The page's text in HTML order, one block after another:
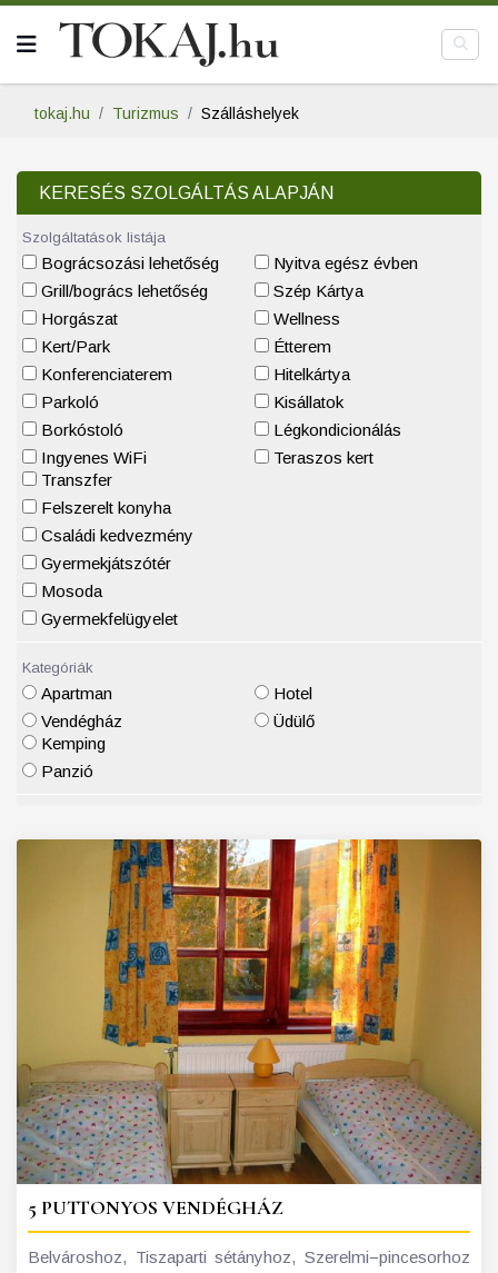
tokaj.hu Turizmus Szálláshelyek
KERESÉS SZOLGÁLTÁS ALAPJÁN
Szolgáltatások listája
Bográcsozási lehetőség
Grill/bogrács lehetőség
Horgászat
Kert/Park
Konferenciaterem
Parkoló
Borkóstoló
Ingyenes WiFi
Nyitva egész évben
Szép Kártya
Wellness
Étterem
Hitelkártya
Kisállatok
Légkondicionálás
Teraszos kert
Transzfer
Felszerelt konyha
Családi kedvezmény
Gyermekjátszótér
Mosoda
Gyermekfelügyelet
Kategóriák
Apartman
Vendégház
Hotel
Üdülő
Kemping
Panzió
5 PUTTONYOS VENDÉGHÁZ
Belvároshoz, Tiszaparti sétányhoz, Szerelmi−pincesorhoz